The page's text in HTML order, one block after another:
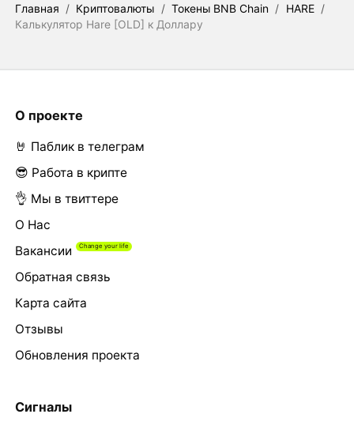
Главная / Криптовалюты / Токены BNB Chain / HARE /
Калькулятор Hare [OLD] к Доллару
О проекте
🤘 Паблик в телеграм
😎 Работа в крипте
👌 Мы в твиттере
О Нас
Вакансии
Обратная связь
Карта сайта
Отзывы
Обновления проекта
Сигналы